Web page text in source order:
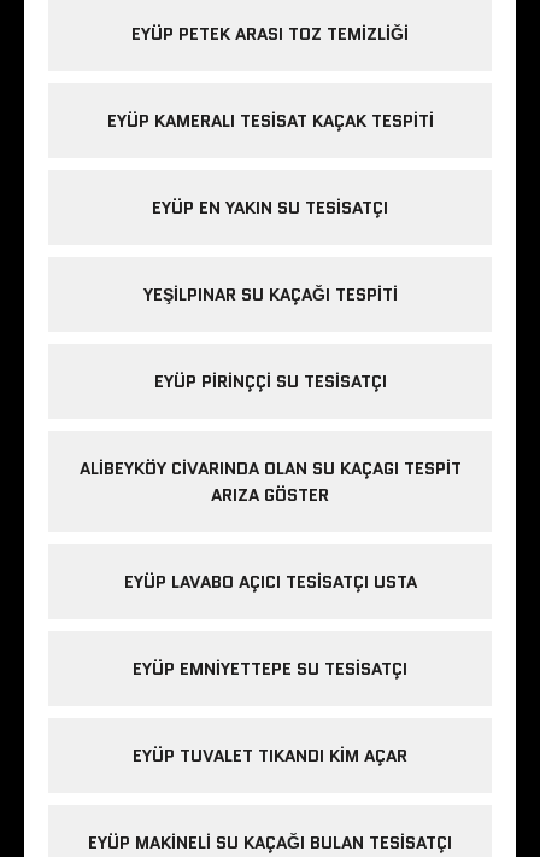
EYÜP PETEK ARASI TOZ TEMIZLIĞI
EYÜP KAMERALI TESISAT KAÇAK TESPITI
EYÜP EN YAKIN SU TESISATÇI
YEŞILPINAR SU KAÇAĞI TESPITI
EYÜP PIRINÇÇI SU TESISATÇI
ALIBEYKÖY CIVARINDA OLAN SU KAÇAGI TESPIT
ARIZA GÖSTER
EYÜP LAVABO AÇICI TESISATÇI USTA
EYÜP EMNIYETTEPE SU TESISATÇI
EYÜP TUVALET TIKANDI KIM AÇAR
EYÜP MAKINELI SU KAÇAĞI BULAN TESISATÇI